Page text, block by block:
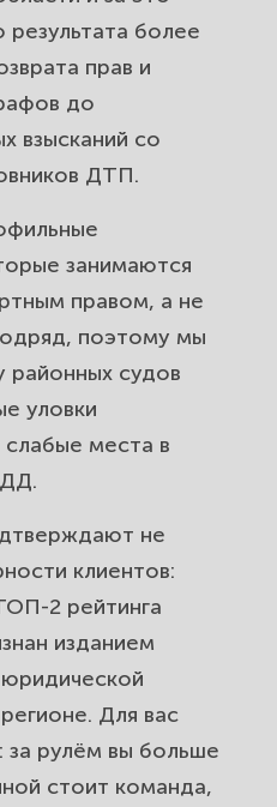
цена.
и результаты:
Петербурга
автовладельцев
более
прав и
до
взысканий со
ДТП.
занимаются
правом, а не
поэтому мы
районных судов
уловки
места в
не
клиентов:
2 рейтинга
изданием
Для вас
за рулём вы больше
стоит команда,